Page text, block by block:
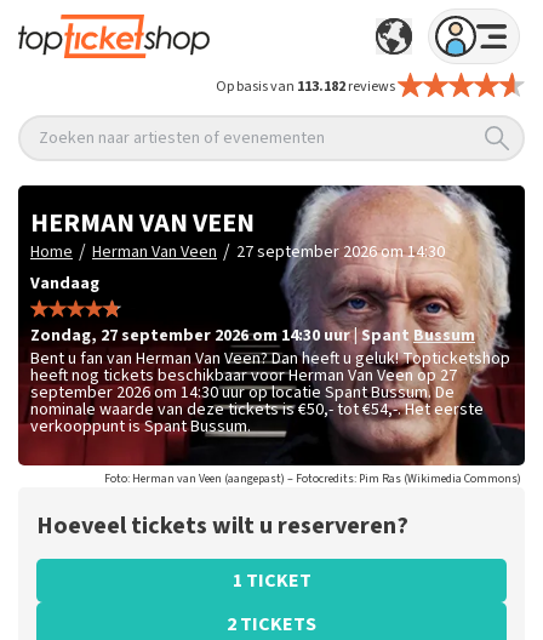
Op basis van 113.182reviews
Zoeken naar artiesten of evenementen
HERMAN VAN VEEN
Home / Herman Van Veen / 27 september 2026 om 14:30
Vandaag
zondag, 27 september 2026 om 14:30uur|Spant Bussum
Bent u fan van Herman Van Veen? Dan heeft u geluk! Topticketshop
heeft nog tickets beschikbaar voor Herman Van Veen op 27
september 2026 om 14:30 uur op locatie Spant Bussum. De
nominale waarde van deze tickets is€50,- tot €54,-. Het eerste
verkooppunt is Spant Bussum.
Foto: Herman van Veen (aangepast) – Fotocredits: Pim Ras (Wikimedia Commons)
Hoeveel tickets wilt u reserveren?
1 TICKET
2 TICKETS